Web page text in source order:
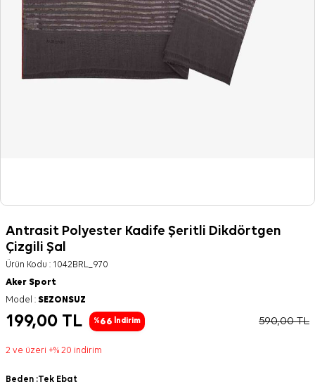
Antrasit Polyester Kadife Şeritli Dikdörtgen
Çizgili Şal
Ürün Kodu : 1042BRL_970
Aker Sport
Model : SEZONSUZ
199,00 TL %66 İndirim 590,00TL
2 ve üzeri +% 20 indirim
Beden :Tek Ebat